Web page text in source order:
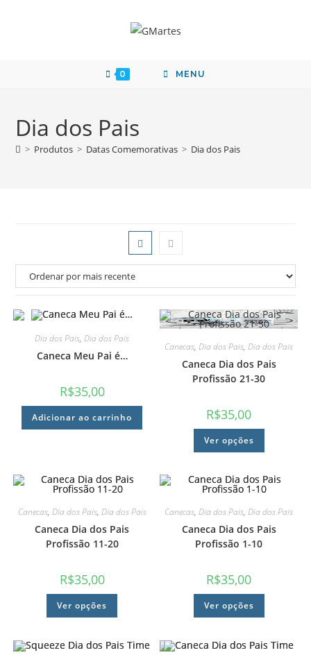
0 MENU
Dia dos Pais
> Produtos > Datas Comemorativas > Dia dos Pais
Dia dos Pais,Dia dos Pais
Caneca Meu Pai é…
R$35,00
Adicionar ao carrinho
Canecas,Dia dos Pais,Dia dos Pais
Caneca Dia dos Pais
Profissão 21-30
R$35,00
Ver opções
Canecas, Dia dos Pais, Dia dos Pais
Caneca Dia dos Pais
Profissão 11-20
R$35,00
Ver opções
Canecas,Dia dos Pais,Dia dos Pais
Caneca Dia dos Pais
Profissão 1-10
R$35,00
Ver opções